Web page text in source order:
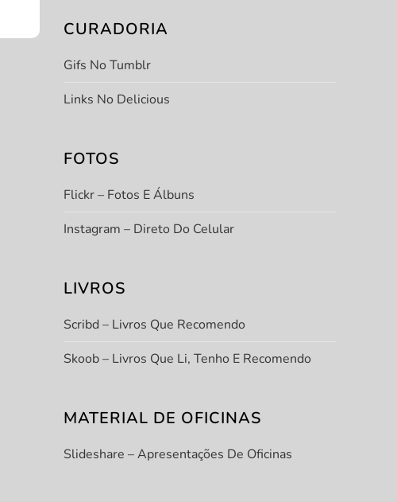
CURADORIA
Gifs No Tumblr
Links No Delicious
FOTOS
Flickr – Fotos E Álbuns
Instagram – Direto Do Celular
LIVROS
Scribd – Livros Que Recomendo
Skoob – Livros Que Li, Tenho E Recomendo
MATERIAL DE OFICINAS
Slideshare – Apresentações De Oficinas